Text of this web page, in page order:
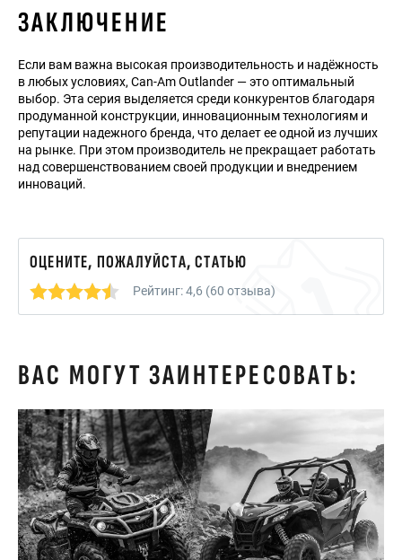
ЗАКЛЮЧЕНИЕ
Если вам важна высокая производительность и надёжность
в любых условиях, Can-Am Outlander — это оптимальный
выбор. Эта серия выделяется среди конкурентов благодаря
продуманной конструкции, инновационным технологиям и
репутации надежного бренда, что делает ее одной из лучших
на рынке. При этом производитель не прекращает работать
над совершенствованием своей продукции и внедрением
инноваций.
ОЦЕНИТЕ, ПОЖАЛУЙСТА, СТАТЬЮ
Рейтинг: 4,6 (60 отзыва)
ВАС МОГУТ ЗАИНТЕРЕСОВАТЬ: